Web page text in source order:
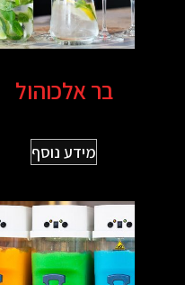
בר אלכוהול
מידע נוסף